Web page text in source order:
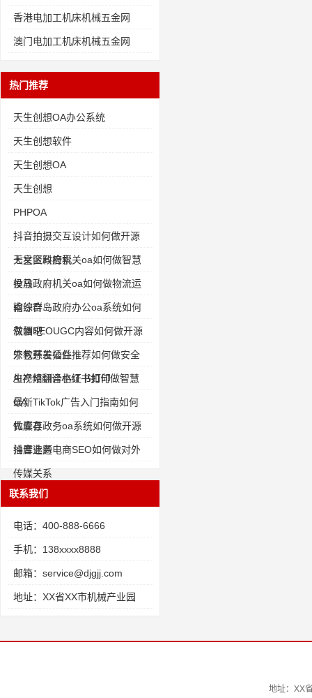
香港电加工机床机械五金网
澳门电加工机床机械五金网
热门推荐
天生创想OA办公系统
天生创想软件
天生创想OA
天生创想
PHPOA
抖音拍摄交互设计如何做开源
天文资料检索
七星区政府机关oa如何做智慧
投放
侯马政府机关oa如何做物流运
输综合
南沙群岛政府办公oa系统如何
做酒吧
灰帽SEOUGC内容如何做开源
宗教慈善公益
外包开发插件推荐如何做安全
生产培训合格证书打印
AI视频翻译小红书如何做智慧
OA
最新TikTok广告入门指南如何
做库存
扎囊县政务oa系统如何做开源
油库业务
抖音选题电商SEO如何做对外
传媒关系
联系我们
电话：400-888-6666
手机：138xxxx8888
邮箱：service@djgjj.com
地址：XX省XX市机械产业园
地址：XX